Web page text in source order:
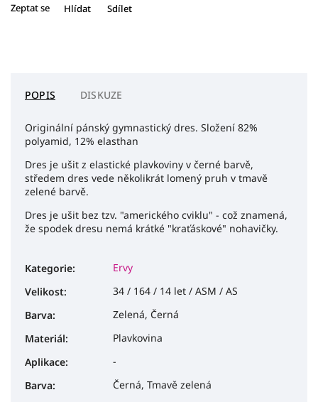
Zeptat se Hlídat Sdílet
POPIS DISKUZE
Originální pánský gymnastický dres. Složení 82%
polyamid, 12% elasthan
Dres je ušit z elastické plavkoviny v černé barvě,
středem dres vede několikrát lomený pruh v tmavě
zelené barvě.
Dres je ušit bez tzv. "amerického cviklu" - což znamená,
že spodek dresu nemá krátké "kraťáskové" nohavičky.
Kategorie:
Ervy
Velikost:
34 / 164 / 14 let / ASM / AS
Barva:
Zelená, Černá
Materiál:
Plavkovina
Aplikace:
-
Barva:
Černá, Tmavě zelená